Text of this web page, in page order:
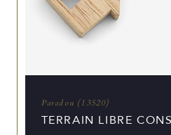
Paradou (13520)
TERRAIN LIBRE